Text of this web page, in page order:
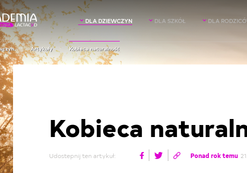
DLA DZIEWCZYN DLA SZKÓŁ DLA
Artykuły Kobieca naturalność
Kobieca
Udostepnij ten artykuł: Ponad rok temu